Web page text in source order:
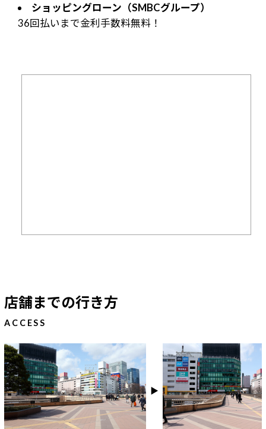
ショッピングローン（SMBCグループ）
36回払いまで金利手数料無料！
店舗までの行き方
ACCESS